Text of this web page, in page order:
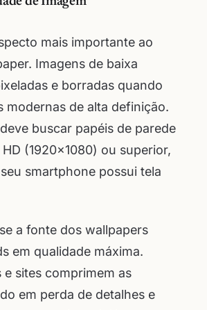
mais importante ao
Imagens de baixa
e borradas quando
modernas de alta definição.
buscar papéis de parede
(1920×1080) ou superior,
smartphone possui tela
a fonte dos wallpapers
em qualidade máxima.
sites comprimem as
em perda de detalhes e